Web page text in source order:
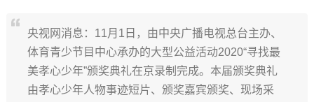
央视网消息：11月1日，由中央广播电视总台主办、
体育青少节目中心承办的大型公益活动2020“寻找最
美孝心少年”颁奖典礼在京录制完成。本届颁奖典礼
由孝心少年人物事迹短片、颁奖嘉宾颁奖、现场采